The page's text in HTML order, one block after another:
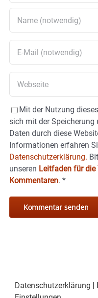
Mit der Nutzung
sich mit der Speicherung
Daten durch diese
Informationen erfahren
Datenschutzerklärung.
unseren Leitfaden für
Kommentaren. *
Datenschutzerklärung